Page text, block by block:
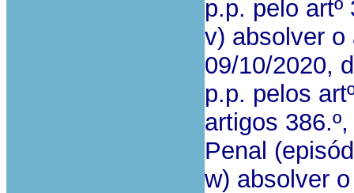
p.p. pelo artº
v) absolver
09/10/2020,
p.p. pelos
artigos
Penal
w) absolver